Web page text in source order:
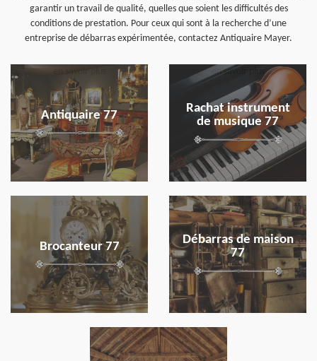
garantir un travail de qualité, quelles que soient les difficultés des
conditions de prestation. Pour ceux qui sont à la recherche d’une
entreprise de débarras expérimentée, contactez Antiquaire Mayer.
Antiquaire 77
en savoir plus
Rachat instrument
de musique 77
en savoir plus
Brocanteur 77
en savoir plus
Débarras de maison
77
en savoir plus
en savoir plus